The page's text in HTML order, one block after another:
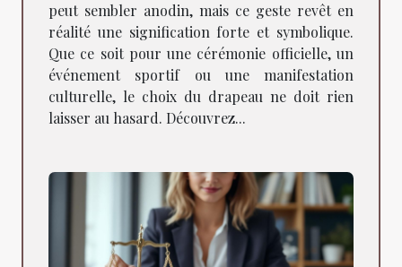
peut sembler anodin, mais ce geste revêt en
réalité une signification forte et symbolique.
Que ce soit pour une cérémonie officielle, un
événement sportif ou une manifestation
culturelle, le choix du drapeau ne doit rien
laisser au hasard. Découvrez...